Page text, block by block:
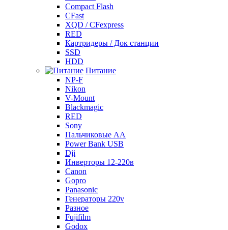
Compact Flash
CFast
XQD / CFexpress
RED
Картридеры / Док станции
SSD
HDD
Питание
NP-F
Nikon
V-Mount
Blackmagic
RED
Sony
Пальчиковые AA
Power Bank USB
Dji
Инверторы 12-220в
Canon
Gopro
Panasonic
Генераторы 220v
Разное
Fujifilm
Godox